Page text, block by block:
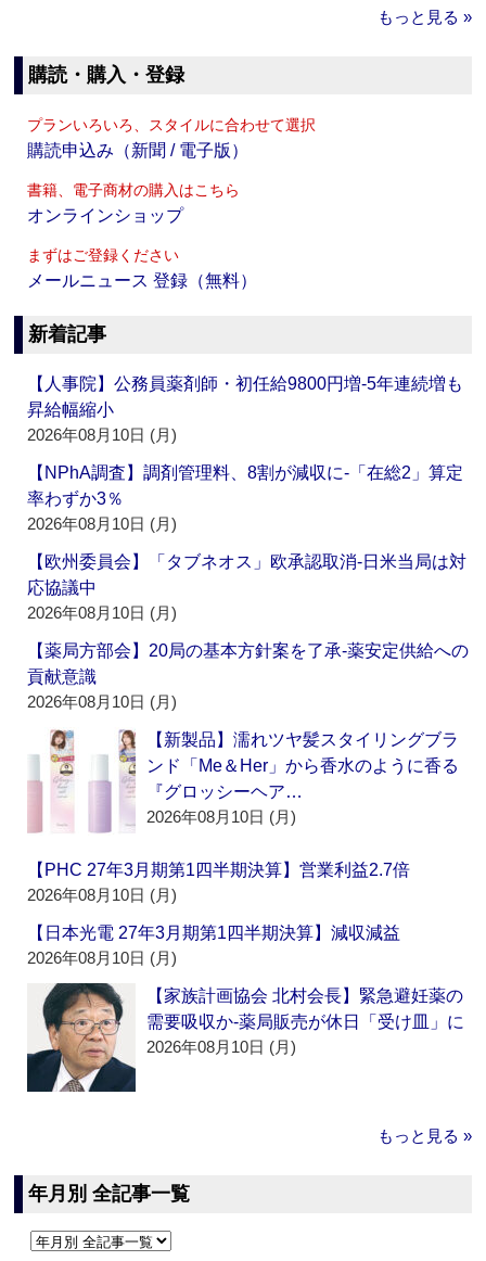
もっと見る »
購読・購入・登録
プランいろいろ、スタイルに合わせて選択
購読申込み（新聞 / 電子版）
書籍、電子商材の購入はこちら
オンラインショップ
まずはご登録ください
メールニュース 登録（無料）
新着記事
【人事院】公務員薬剤師・初任給9800円増‐5年連続増も
昇給幅縮小
2026年08月10日 (月)
【NPhA調査】調剤管理料、8割が減収に‐「在総2」算定
率わずか3％
2026年08月10日 (月)
【欧州委員会】「タブネオス」欧承認取消‐日米当局は対
応協議中
2026年08月10日 (月)
【薬局方部会】20局の基本方針案を了承‐薬安定供給への
貢献意識
2026年08月10日 (月)
【新製品】濡れツヤ髪スタイリングブラ
ンド「Me＆Her」から香水のように香る
『グロッシーヘア…
2026年08月10日 (月)
【PHC 27年3月期第1四半期決算】営業利益2.7倍
2026年08月10日 (月)
【日本光電 27年3月期第1四半期決算】減収減益
2026年08月10日 (月)
【家族計画協会 北村会長】緊急避妊薬の
需要吸収か‐薬局販売が休日「受け皿」に
2026年08月10日 (月)
もっと見る »
年月別 全記事一覧